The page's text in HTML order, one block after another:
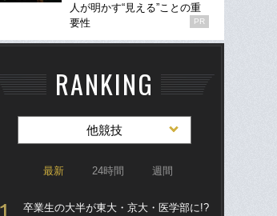
人が明かす“見える”ことの重
要性
PR
RANKING
他競技
最新 24時間 週間
卒業生の大半が東大・京大・医学部に!?